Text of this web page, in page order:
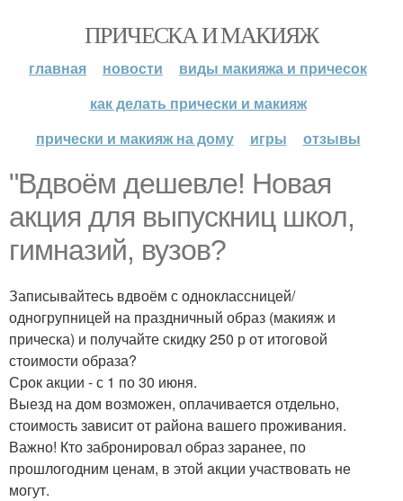
ПРИЧЕСКА И МАКИЯЖ
главная новости
виды макияжа и причесок
как делать прически и макияж
прически и макияж на дому
игры отзывы
"Вдвоём дешевле! Новая
акция для выпускниц школ,
гимназий, вузов?
Записывайтесь вдвоём с одноклассницей/
одногрупницей на праздничный образ (макияж и
прическа) и получайте скидку 250 р от итоговой
стоимости образа?
Срок акции - с 1 по 30 июня.
Выезд на дом возможен, оплачивается отдельно,
стоимость зависит от района вашего проживания.
Важно! Кто забронировал образ заранее, по
прошлогодним ценам, в этой акции участвовать не
могут.